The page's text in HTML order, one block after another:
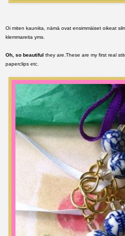
Oi miten kauniita, nämä ovat ensimmäiset oikeat
klemmareita yms.
Oh, so beautiful they are.These are my first real
paperclips etc.